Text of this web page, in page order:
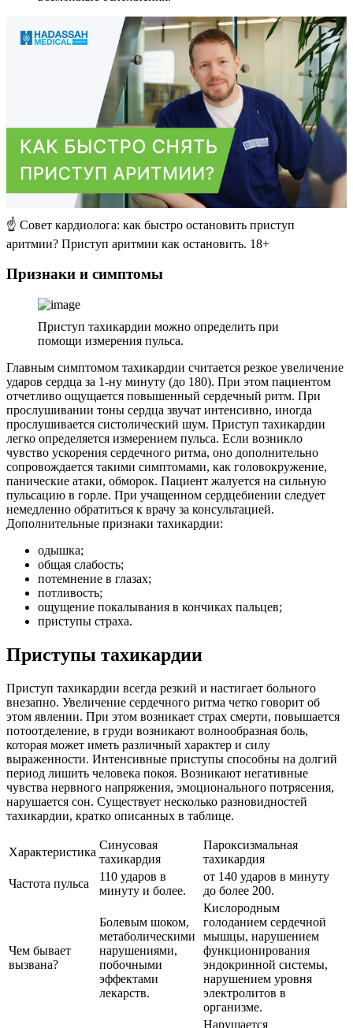
☝ Совет кардиолога: как быстро остановить приступ
аритмии? Приступ аритмии как остановить. 18+
Признаки и симптомы
Приступ тахикардии можно определить при
помощи измерения пульса.
Главным симптомом тахикардии считается резкое увеличение
ударов сердца за 1-ну минуту (до 180). При этом пациентом
отчетливо ощущается повышенный сердечный ритм. При
прослушивании тоны сердца звучат интенсивно, иногда
прослушивается систолический шум. Приступ тахикардии
легко определяется измерением пульса. Если возникло
чувство ускорения сердечного ритма, оно дополнительно
сопровождается такими симптомами, как головокружение,
панические атаки, обморок. Пациент жалуется на сильную
пульсацию в горле. При учащенном сердцебиении следует
немедленно обратиться к врачу за консультацией.
Дополнительные признаки тахикардии:
одышка;
общая слабость;
потемнение в глазах;
потливость;
ощущение покалывания в кончиках пальцев;
приступы страха.
Приступы тахикардии
Приступ тахикардии всегда резкий и настигает больного
внезапно. Увеличение сердечного ритма четко говорит об
этом явлении. При этом возникает страх смерти, повышается
потоотделение, в груди возникают волнообразная боль,
которая может иметь различный характер и силу
выраженности. Интенсивные приступы способны на долгий
период лишить человека покоя. Возникают негативные
чувства нервного напряжения, эмоционального потрясения,
нарушается сон. Существует несколько разновидностей
тахикардии, кратко описанных в таблице.
Характеристика
Синусовая
тахикардия
Пароксизмальная
тахикардия
Частота пульса
110 ударов в
минуту и более.
от 140 ударов в минуту
до более 200.
Чем бывает
вызвана?
Болевым шоком,
метаболическими
нарушениями,
побочными
эффектами
лекарств.
Кислородным
голоданием сердечной
мышцы, нарушением
функционирования
эндокринной системы,
нарушением уровня
электролитов в
организме.
Нарушается